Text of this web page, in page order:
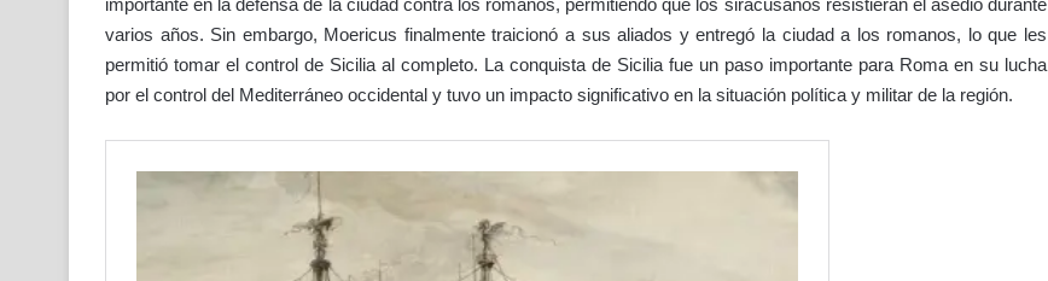
importante en la defensa de la ciudad contra los romanos, permitiendo que los siracusanos resistieran el asedio durante
varios años. Sin embargo, Moericus finalmente traicionó a sus aliados y entregó la ciudad a los romanos, lo que les
permitió tomar el control de Sicilia al completo. La conquista de Sicilia fue un paso importante para Roma en su lucha
por el control del Mediterráneo occidental y tuvo un impacto significativo en la situación política y militar de la región.